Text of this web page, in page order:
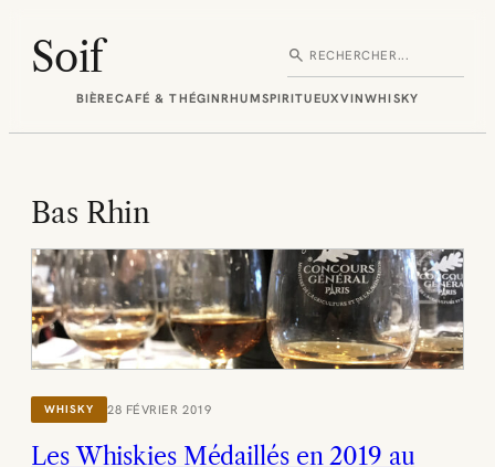
contenu
Soif
BIÈRECAFÉ & THÉGINRHUMSPIRITUEUXVINWHISKY
search
Rechercher
Bas Rhin
WHISKY 28 FÉVRIER 2019
Les Whiskies Médaillés en 2019 au